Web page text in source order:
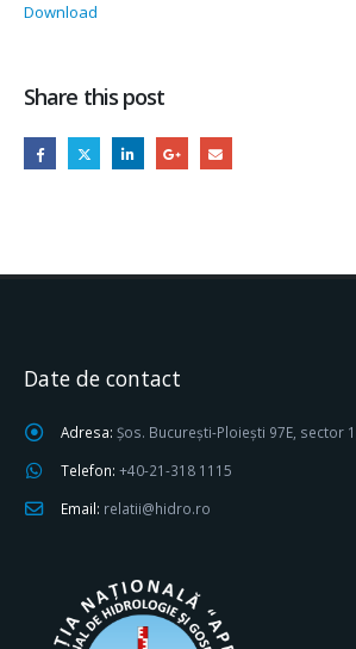
Download
Share this post
Date de contact
Adresa: Șos. București-Ploiești 97E, sector
Telefon: +40-21-318 1115
Email: relatii@hidro.ro